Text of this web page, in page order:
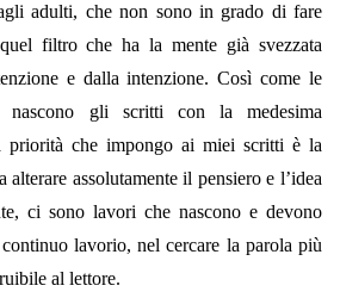
adulti, che non sono in grado di fare
filtro che ha la mente già svezzata
e dalla intenzione. Così come le
nascono gli scritti con la medesima
priorità che impongo ai miei scritti è la
assolutamente il pensiero e l’idea
ci sono lavori che nascono e devono
lavorio, nel cercare la parola più
al lettore.